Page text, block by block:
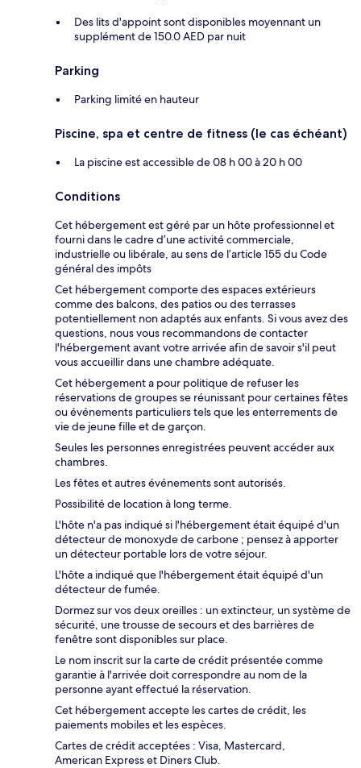
Des lits d'appoint sont disponibles moyennant un
supplément de 150.0 AED par nuit
Parking
Parking limité en hauteur
Piscine, spa et centre de fitness (le cas échéant)
La piscine est accessible de 08 h 00 à 20 h 00
Conditions
Cet hébergement est géré par un hôte professionnel et
fourni dans le cadre d’une activité commerciale,
industrielle ou libérale, au sens de l’article 155 du Code
général des impôts
Cet hébergement comporte des espaces extérieurs
comme des balcons, des patios ou des terrasses
potentiellement non adaptés aux enfants. Si vous avez des
questions, nous vous recommandons de contacter
l'hébergement avant votre arrivée afin de savoir s'il peut
vous accueillir dans une chambre adéquate.
Cet hébergement a pour politique de refuser les
réservations de groupes se réunissant pour certaines fêtes
ou événements particuliers tels que les enterrements de
vie de jeune fille et de garçon.
Seules les personnes enregistrées peuvent accéder aux
chambres.
Les fêtes et autres événements sont autorisés.
Possibilité de location à long terme.
L'hôte n'a pas indiqué si l'hébergement était équipé d'un
détecteur de monoxyde de carbone ; pensez à apporter
un détecteur portable lors de votre séjour.
L'hôte a indiqué que l'hébergement était équipé d'un
détecteur de fumée.
Dormez sur vos deux oreilles : un extincteur, un système de
sécurité, une trousse de secours et des barrières de
fenêtre sont disponibles sur place.
Le nom inscrit sur la carte de crédit présentée comme
garantie à l'arrivée doit correspondre au nom de la
personne ayant effectué la réservation.
Cet hébergement accepte les cartes de crédit, les
paiements mobiles et les espèces.
Cartes de crédit acceptées : Visa, Mastercard,
American Express et Diners Club.